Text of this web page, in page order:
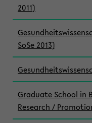
2011)
SoSe 2013)
Graduate School in
Research /